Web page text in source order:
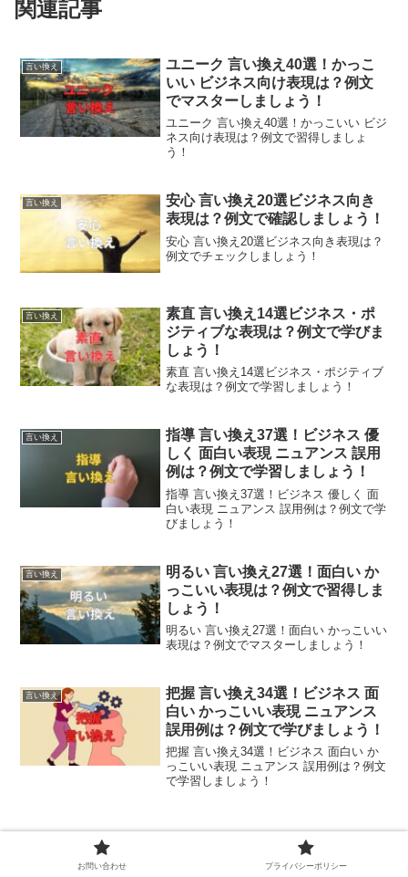
関連記事
言い換え
ユニーク 言い換え40選！かっこ
いい ビジネス向け表現は？例文
でマスターしましょう！
ユニーク 言い換え40選！かっこいい ビジ
ネス向け表現は？例文で習得しましょ
う！
言い換え
安心 言い換え20選ビジネス向き
表現は？例文で確認しましょう！
安心 言い換え20選ビジネス向き表現は？
例文でチェックしましょう！
言い換え
素直 言い換え14選ビジネス・ポ
ジティブな表現は？例文で学びま
しょう！
素直 言い換え14選ビジネス・ポジティブ
な表現は？例文で学習しましょう！
言い換え
指導 言い換え37選！ビジネス 優
しく 面白い表現 ニュアンス 誤用
例は？例文で学習しましょう！
指導 言い換え37選！ビジネス 優しく 面
白い表現 ニュアンス 誤用例は？例文で学
びましょう！
言い換え
明るい 言い換え27選！面白い か
っこいい表現は？例文で習得しま
しょう！
明るい 言い換え27選！面白い かっこいい
表現は？例文でマスターしましょう！
言い換え
把握 言い換え34選！ビジネス 面
白い かっこいい表現 ニュアンス
誤用例は？例文で学びましょう！
把握 言い換え34選！ビジネス 面白い か
っこいい表現 ニュアンス 誤用例は？例文
で学習しましょう！
お問い合わせ プライバシーポリシー